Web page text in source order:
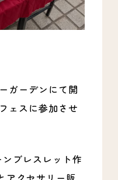
ガーデンにて開
ェスに参加させ
ブレスレット作